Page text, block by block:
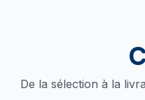
De la sélection à la